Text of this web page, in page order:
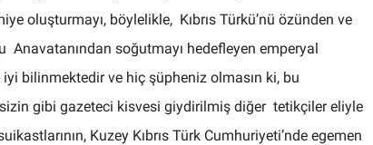
oluşturmayı, böylelikle, Kıbrıs Türkü’nü özünden ve
Anavatanından soğutmayı hedefleyen emperyal
bilinmektedir ve hiç şüpheniz olmasın ki, bu
gibi gazeteci kisvesi giydirilmiş diğer tetikçiler eliyle
Kuzey Kıbrıs Türk Cumhuriyeti’nde egemen